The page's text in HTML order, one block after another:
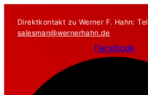
Inhalt
springen
Direktkontakt zu Werner F. Hahn: Tel
salesman@wernerhahn.de
Facebook